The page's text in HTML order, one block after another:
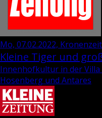
Mo, 07.02.2022,
Kleine Tiger und
Innenhofkultur in der Villa
Hosenberg und Antares